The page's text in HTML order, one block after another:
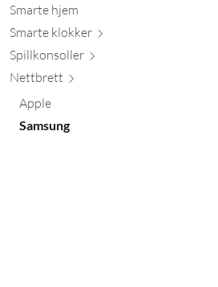
Smarte hjem
Smarte klokker
Spillkonsoller
Nettbrett
Apple
Samsung